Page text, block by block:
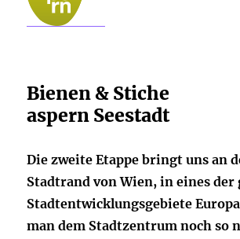
Bienen & Stiche
aspern Seestadt
Die zweite Etappe bringt uns an
Stadtrand von Wien, in eines der
Stadtentwicklungsgebiete
man dem Stadtzentrum noch so